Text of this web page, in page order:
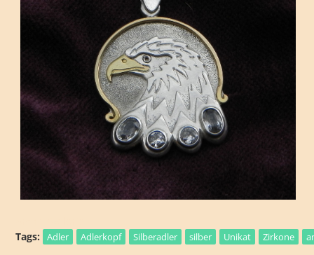
Tags:
Adler Adlerkopf Silberadler silber Unikat Zirkone